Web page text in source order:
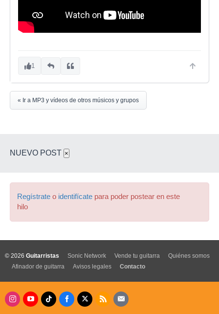
1
« Ir a MP3 y vídeos de otros músicos y grupos
NUEVO POST ×
Regístrate o identifícate para poder postear en este
hilo
© 2026 Guitarristas Sonic Network Vende tu guitarra
Quiénes somos
Afinador de guitarra
Avisos legales Contacto